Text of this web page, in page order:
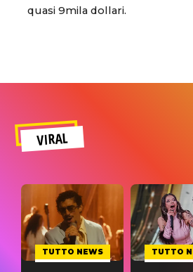
quasi 9mila dollari.
VIRAL
TUTTO NEWS TUTTO